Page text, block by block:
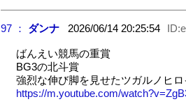
97 ： ダンナ2026/06/14 20:25:54
ばんえい競馬の重賞
BG3の北斗賞
強烈な伸び脚を見せたツガルノヒ
https://m.youtube.com/